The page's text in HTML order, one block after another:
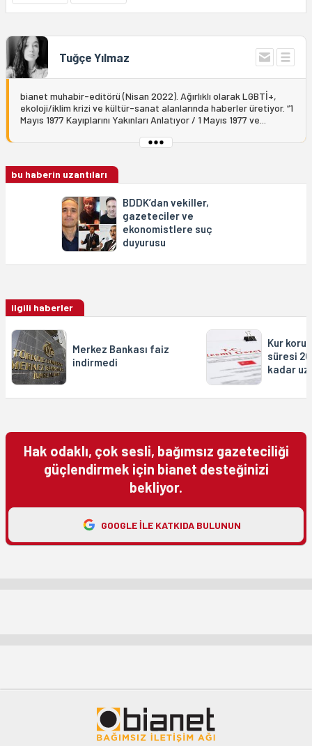
Tuğçe Yılmaz
bianet muhabir-editörü (Nisan 2022). Ağırlıklı olarak LGBTİ+,
ekoloji/iklim krizi ve kültür-sanat alanlarında haberler üretiyor. “1
Mayıs 1977 Kayıplarını Yakınları Anlatıyor / 1 Mayıs 1977 ve...
bu haberin uzantıları
BDDK’dan vekiller,
gazeteciler ve
ekonomistlere suç
duyurusu
ilgili haberler
Merkez Bankası faiz
indirmedi
Kur
süresi
kadar
Hak odaklı, çok sesli, bağımsız gazeteciliği
güçlendirmek için bianet desteğinizi
bekliyor.
GOOGLE ILE KATKIDA BULUNUN